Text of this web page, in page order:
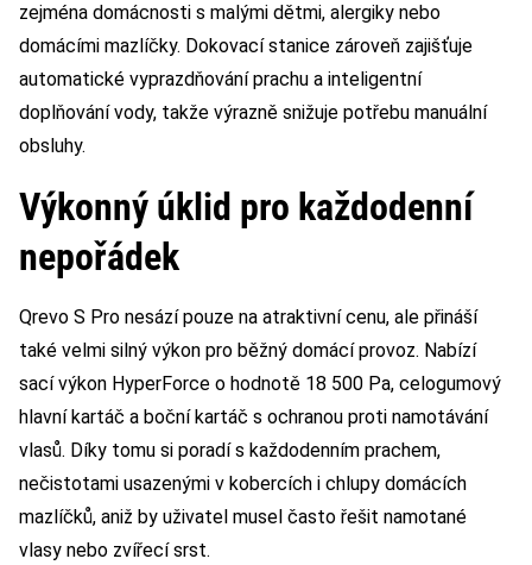
zejména domácnosti s malými dětmi, alergiky nebo
domácími mazlíčky. Dokovací stanice zároveň zajišťuje
automatické vyprazdňování prachu a inteligentní
doplňování vody, takže výrazně snižuje potřebu manuální
obsluhy.
Výkonný úklid pro každodenní
nepořádek
Qrevo S Pro nesází pouze na atraktivní cenu, ale přináší
také velmi silný výkon pro běžný domácí provoz. Nabízí
sací výkon HyperForce o hodnotě 18 500 Pa, celogumový
hlavní kartáč a boční kartáč s ochranou proti namotávání
vlasů. Díky tomu si poradí s každodenním prachem,
nečistotami usazenými v kobercích i chlupy domácích
mazlíčků, aniž by uživatel musel často řešit namotané
vlasy nebo zvířecí srst.